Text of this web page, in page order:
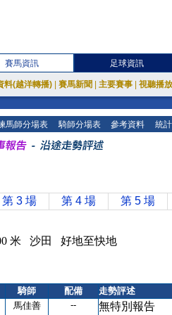
賽馬資訊 足球資訊
料(越洋轉播) 賽馬新聞 主要賽事 視聽播
馬師分場表 騎師分場表 參考資料 統
第 3 場 第 4 場 第 5 場
米 沙田 好地至快地
騎師 配備
走勢評述
馬佳善 -- 無特別報告